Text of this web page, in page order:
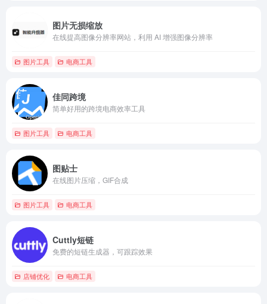
图片无损缩放
在线提高图像分辨率网站，利用 AI 增强图像分辨率
图片工具 电商工具
佳同跨境
简单好用的跨境电商效率工具
图片工具 电商工具
图贴士
在线图片压缩，GIF合成
图片工具 电商工具
Cuttly短链
免费的短链生成器，可跟踪效果
店铺优化 电商工具